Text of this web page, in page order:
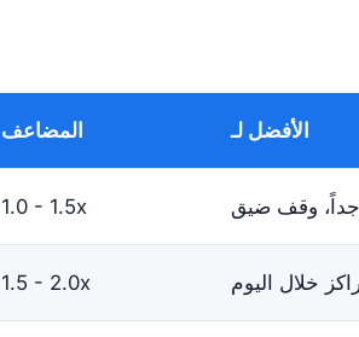
المضاعف الأفضل لـ
1.0 - 1.5x وقف ضيق
1.5 - 2.0x خلال اليوم